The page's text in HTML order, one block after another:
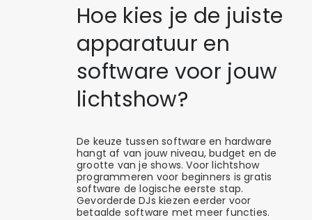
Hoe kies je de juiste
apparatuur en
software voor jouw
lichtshow?
De keuze tussen software en hardware
hangt af van jouw niveau, budget en de
grootte van je shows. Voor lichtshow
programmeren voor beginners is gratis
software de logische eerste stap.
Gevorderde DJs kiezen eerder voor
betaalde software met meer functies.